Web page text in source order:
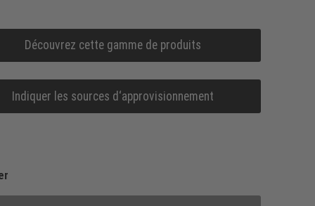
Découvrez cette gamme de produits
Indiquer les sources d‘approvisionnement